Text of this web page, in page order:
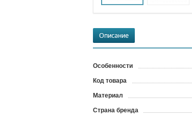
Описание
Особенности
Код товара
Материал
Страна бренда